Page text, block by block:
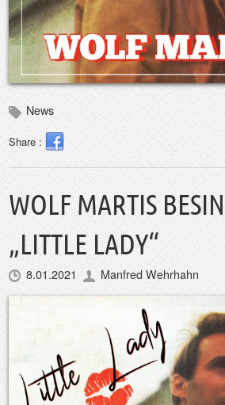
News
Share :
WOLF MARTIS
„LITTLE LADY“
8.01.2021 Manfred Wehrhahn